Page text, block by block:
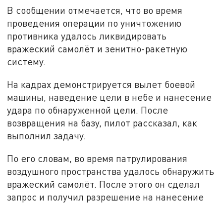
В сообщении отмечается, что во время
проведения операции по уничтожению
противника удалось ликвидировать
вражеский самолёт и зенитно-ракетную
систему.
На кадрах демонстрируется вылет боевой
машины, наведение цели в небе и нанесение
удара по обнаруженной цели. После
возвращения на базу, пилот рассказал, как
выполнил задачу.
По его словам, во время патрулирования
воздушного пространства удалось обнаружить
вражеский самолёт. После этого он сделал
запрос и получил разрешение на нанесение